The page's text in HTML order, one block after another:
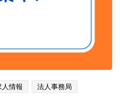
人情報 法人事務局